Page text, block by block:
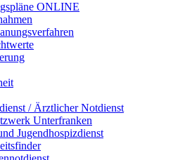
ONLINE
/ Ärztlicher Notdienst
Unterfranken
Jugendhospizdienst